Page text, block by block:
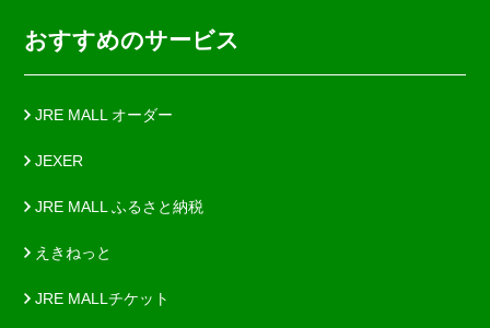
おすすめのサービス
JRE MALL オーダー
JEXER
JRE MALL ふるさと納税
えきねっと
JRE MALLチケット